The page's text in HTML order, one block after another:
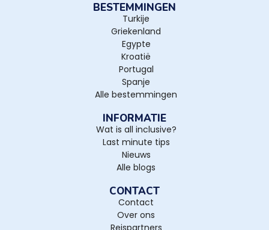
BESTEMMINGEN
Turkije
Griekenland
Egypte
Kroatië
Portugal
Spanje
Alle bestemmingen
INFORMATIE
Wat is all inclusive?
Last minute tips
Nieuws
Alle blogs
CONTACT
Contact
Over ons